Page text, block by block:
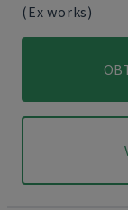
(Ex works)